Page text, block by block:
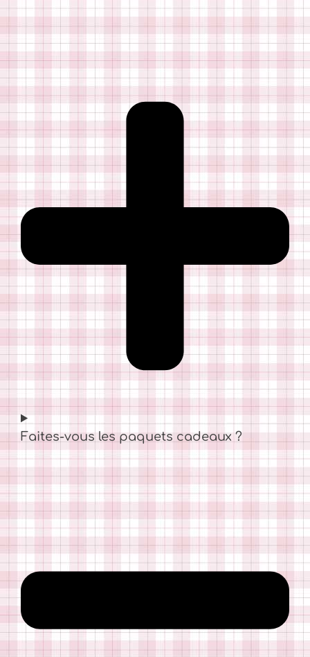
Faites-vous les paquets cadeaux ?